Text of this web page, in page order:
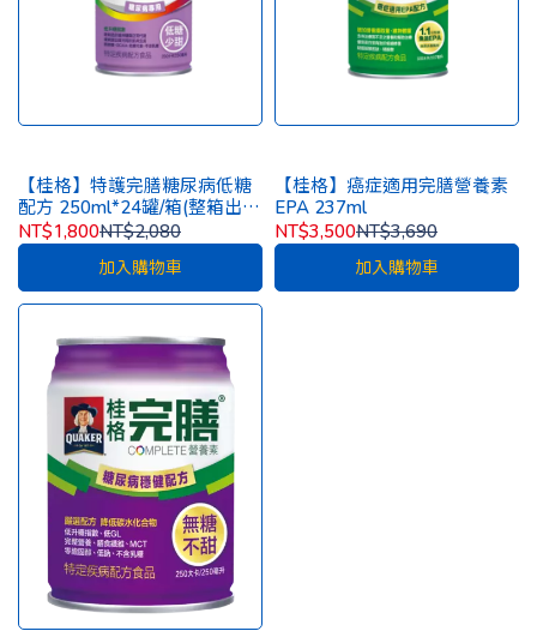
【桂格】特護完膳糖尿病低糖
配方 250ml*24罐/箱(整箱出
貨) [一箱再贈2罐]
NT$1,800NT$2,080
加入購物車
【桂格】癌症適用完膳營養素
EPA 237ml
NT$3,500NT$3,690
加入購物車